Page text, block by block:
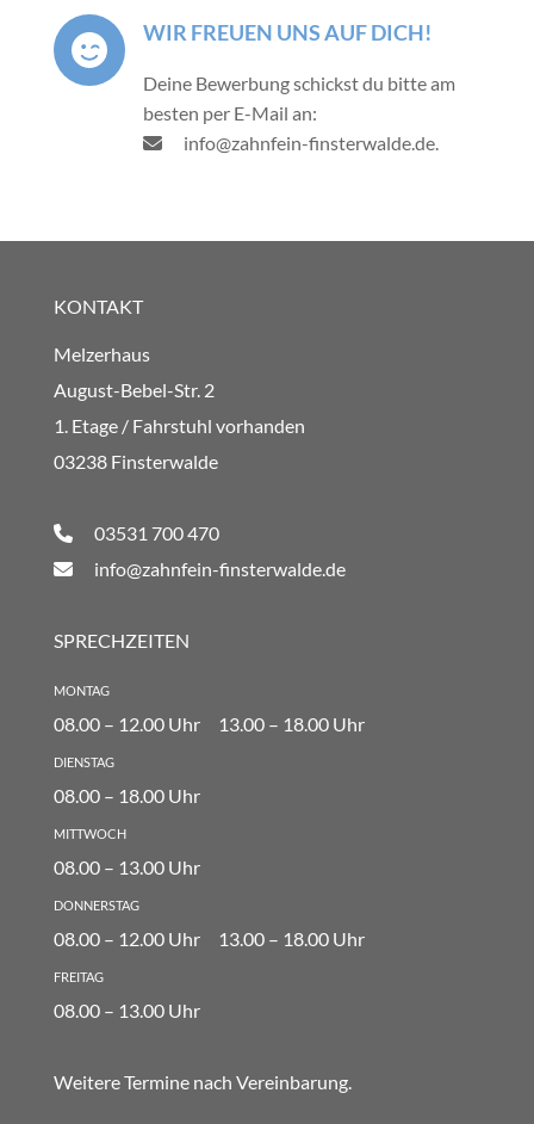
WIR FREUEN UNS AUF DICH!
Deine Bewerbung schickst du bitte am
besten per E-Mail an:
info@zahnfein-finsterwalde.de.
KONTAKT
Melzerhaus
August-Bebel-Str. 2
1. Etage / Fahrstuhl vorhanden
03238 Finsterwalde
03531 700 470
info@zahnfein-finsterwalde.de
SPRECHZEITEN
montag
08.00 – 12.00 Uhr
13.00 – 18.00 Uhr
dienstag
08.00 – 18.00 Uhr
mittwoch
08.00 – 13.00 Uhr
donnerstag
08.00 – 12.00 Uhr
13.00 – 18.00 Uhr
freitag
08.00 – 13.00 Uhr
Weitere Termine nach Vereinbarung.